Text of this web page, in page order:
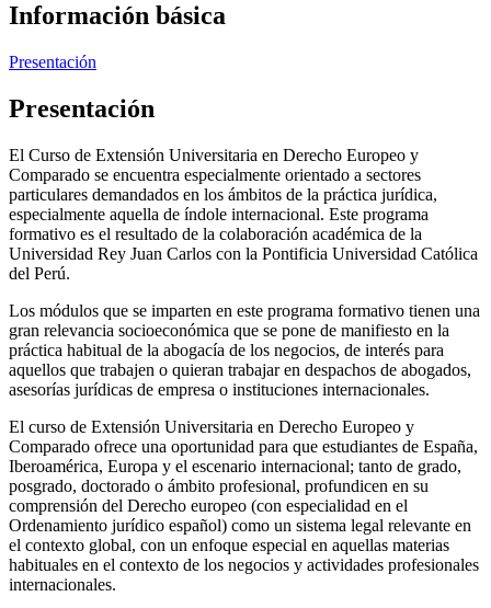
Información básica
Presentación
Presentación
El Curso de Extensión Universitaria en Derecho Europeo y
Comparado se encuentra especialmente orientado a sectores
particulares demandados en los ámbitos de la práctica jurídica,
especialmente aquella de índole internacional. Este programa
formativo es el resultado de la colaboración académica de la
Universidad Rey Juan Carlos con la Pontificia Universidad Católica
del Perú.
Los módulos que se imparten en este programa formativo tienen una
gran relevancia socioeconómica que se pone de manifiesto en la
práctica habitual de la abogacía de los negocios, de interés para
aquellos que trabajen o quieran trabajar en despachos de abogados,
asesorías jurídicas de empresa o instituciones internacionales.
El curso de Extensión Universitaria en Derecho Europeo y
Comparado ofrece una oportunidad para que estudiantes de España,
Iberoamérica, Europa y el escenario internacional; tanto de grado,
posgrado, doctorado o ámbito profesional, profundicen en su
comprensión del Derecho europeo (con especialidad en el
Ordenamiento jurídico español) como un sistema legal relevante en
el contexto global, con un enfoque especial en aquellas materias
habituales en el contexto de los negocios y actividades profesionales
internacionales.